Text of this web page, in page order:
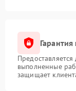
выполненные
защищает